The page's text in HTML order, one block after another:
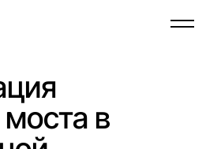
моста в дополненной реальности
в